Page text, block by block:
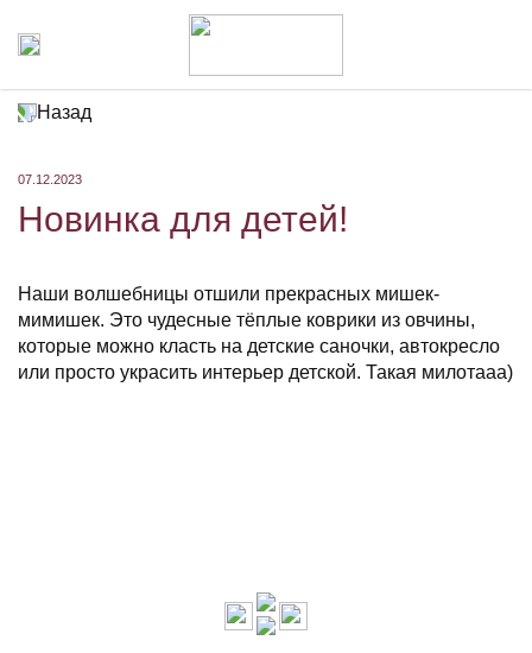
Назад
07.12.2023
Новинка для детей!
Наши волшебницы отшили прекрасных мишек-
мимишек. Это чудесные тёплые коврики из овчины,
которые можно класть на детские саночки, автокресло
или просто украсить интерьер детской. Такая милотааа)